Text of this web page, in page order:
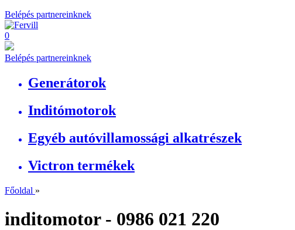
Belépés partnereinknek
0
Belépés partnereinknek
Generátorok
Inditómotorok
Egyéb autóvillamossági alkatrészek
Victron termékek
Főoldal »
inditomotor - 0986 021 220